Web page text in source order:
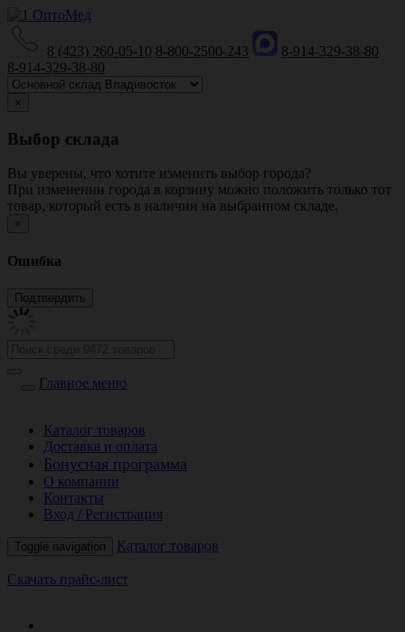
8 (423) 260-05-10 8-800-2500-243
8-914-329-38-80
8-914-329-38-80
×
Выбор склада
Вы уверены, что хотите изменить выбор города?
При изменении города в корзину можно положить только тот
товар, который есть в наличии на выбранном складе.
×
Ошибка
Главное меню
Каталог товаров
Доставка и оплата
Бонусная программа
О компании
Контакты
Вход / Регистрация
Toggle navigation Каталог товаров
Скачать прайс-лист